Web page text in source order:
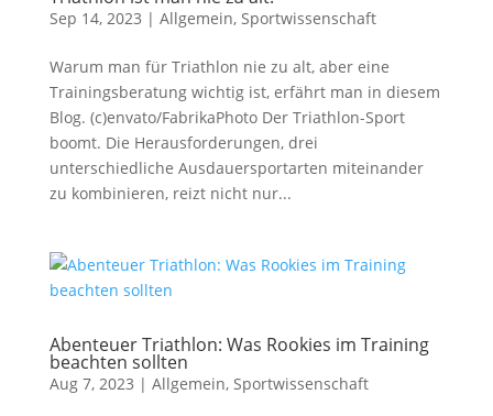
Sep 14, 2023 | Allgemein, Sportwissenschaft
Warum man für Triathlon nie zu alt, aber eine
Trainingsberatung wichtig ist, erfährt man in diesem
Blog. (c)envato/FabrikaPhoto Der Triathlon-Sport
boomt. Die Herausforderungen, drei
unterschiedliche Ausdauersportarten miteinander
zu kombinieren, reizt nicht nur...
Abenteuer Triathlon: Was Rookies im Training
beachten sollten
Aug 7, 2023 | Allgemein, Sportwissenschaft